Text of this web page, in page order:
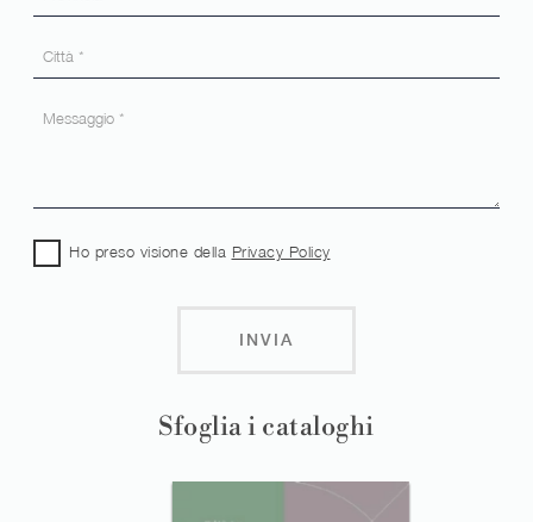
Sfoglia i cataloghi
Ho preso visione della Privacy Policy
INVIA